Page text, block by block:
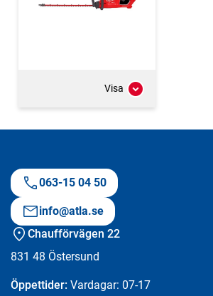
Visa
063-15 04 50
info@atla.se
Chaufförvägen 22
831 48 Östersund
Öppettider: Vardagar: 07-17